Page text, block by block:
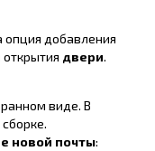
опция добавления
двери.
виде. В
новой почты: